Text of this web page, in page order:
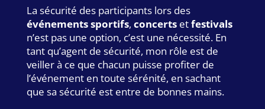
La sécurité des participants lors des
événements sportifs, concertsetfestivals
n’est pas une option, c’est une nécessité. En
tant qu’agent de sécurité, mon rôle est de
veiller à ce que chacun puisse profiter de
l’événement en toute sérénité, en sachant
que sa sécurité est entre de bonnes mains.